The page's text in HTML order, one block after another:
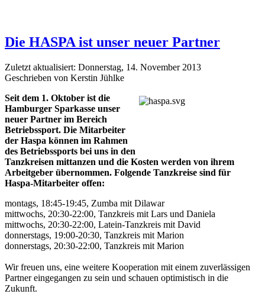
Die HASPA ist unser neuer Partner
Zuletzt aktualisiert: Donnerstag, 14. November 2013
Geschrieben von Kerstin Jühlke
Seit dem 1. Oktober ist die
Hamburger Sparkasse unser
neuer Partner im Bereich
Betriebssport. Die Mitarbeiter
der Haspa können im Rahmen
des Betriebssports bei uns in den
Tanzkreisen mittanzen und die Kosten werden von ihrem
Arbeitgeber übernommen. Folgende Tanzkreise sind für
Haspa-Mitarbeiter offen:
montags, 18:45-19:45, Zumba mit Dilawar
mittwochs, 20:30-22:00, Tanzkreis mit Lars und Daniela
mittwochs, 20:30-22:00, Latein-Tanzkreis mit David
donnerstags, 19:00-20:30, Tanzkreis mit Marion
donnerstags, 20:30-22:00, Tanzkreis mit Marion
Wir freuen uns, eine weitere Kooperation mit einem zuverlässigen
Partner eingegangen zu sein und schauen optimistisch in die
Zukunft.